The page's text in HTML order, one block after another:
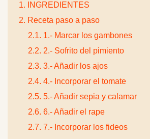
1. INGREDIENTES
2. Receta paso a paso
2.1. 1.- Marcar los gambones
2.2. 2.- Sofrito del pimiento
2.3. 3.- Añadir los ajos
2.4. 4.- Incorporar el tomate
2.5. 5.- Añadir sepia y calamar
2.6. 6.- Añadir el rape
2.7. 7.- Incorporar los fideos